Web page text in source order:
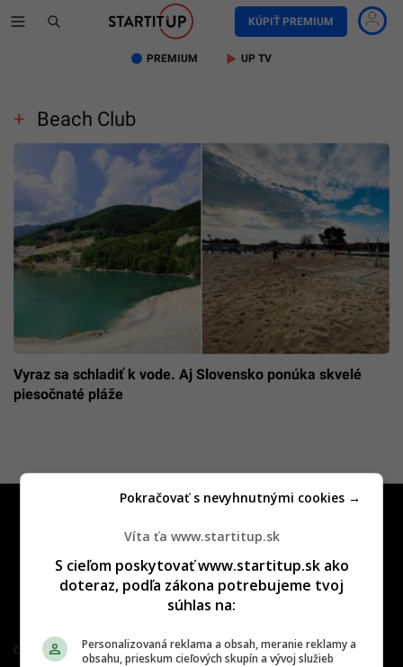
KÚPIŤ PREMIUM
PREMIUM UP TV
Beach Club
Vyraz sa schladiť k vode. Aj Slovensko ponúka skvelé
piesočnaté pláže
Člen združenia IAB Slovakia
Víta ťa www.startitup.sk
S cieľom poskytovať www.startitup.sk ako
doteraz, podľa zákona potrebujeme tvoj
súhlas na:
Personalizovaná reklama a obsah, meranie reklamy a
obsahu, prieskum cieľových skupín a vývoj služieb
Pokračovať s nevyhnutnými cookies →